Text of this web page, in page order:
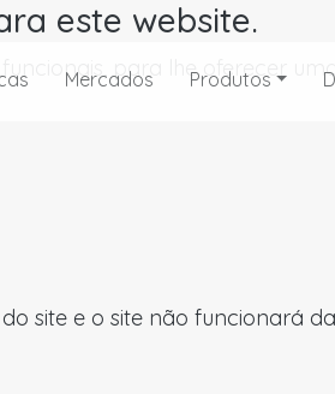
este website.
para lhe oferecer
site e o site não funcionará
Mercados Produtos